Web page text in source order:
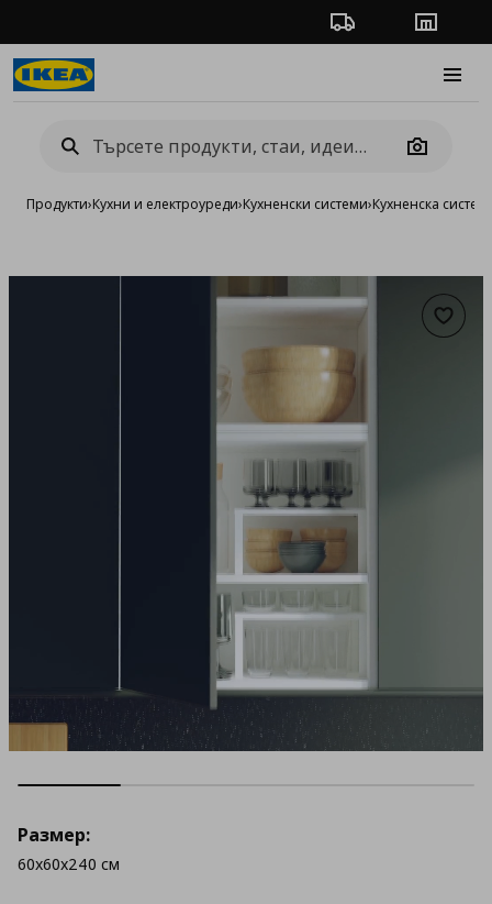
Проследяване на
Camera
Продукти›Кухни и електроуреди›Кухненски системи›Кухненска
Размер:
60x60x240 см